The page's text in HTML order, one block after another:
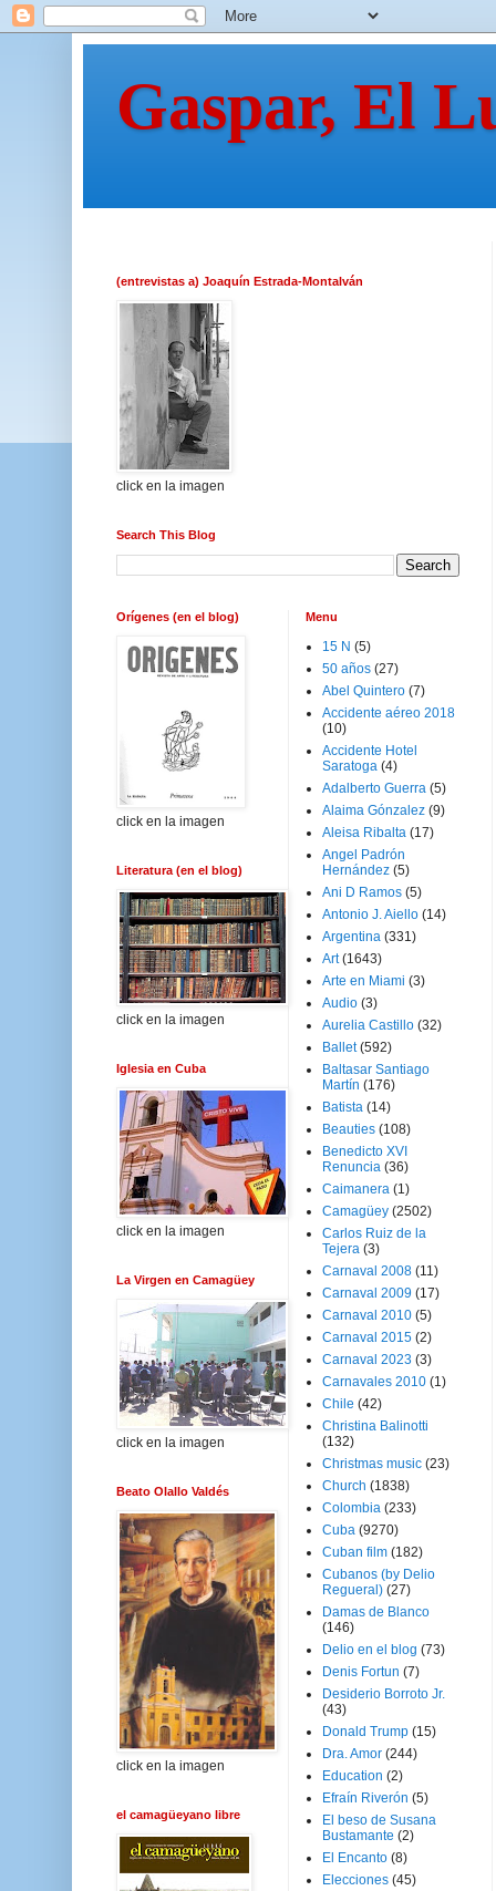
Gaspar, El
(entrevistas a) Joaquín Estrada-Montalván
click en la imagen
Search This Blog
Orígenes (en el blog)
click en la imagen
Literatura (en el blog)
click en la imagen
Iglesia en Cuba
click en la imagen
La Virgen en Camagüey
click en la imagen
Beato Olallo Valdés
click en la imagen
el camagüeyano libre
Menu
15 N (5)
50 años (27)
Abel Quintero (7)
Accidente aéreo 2018
(10)
Accidente Hotel
Saratoga (4)
Adalberto Guerra (5)
Alaima Gónzalez (9)
Aleisa Ribalta (17)
Angel Padrón
Hernández (5)
Ani D Ramos (5)
Antonio J. Aiello (14)
Argentina (331)
Art (1643)
Arte en Miami (3)
Audio (3)
Aurelia Castillo (32)
Ballet (592)
Baltasar Santiago
Martín (176)
Batista (14)
Beauties (108)
Benedicto XVI
Renuncia (36)
Caimanera (1)
Camagüey (2502)
Carlos Ruiz de la
Tejera (3)
Carnaval 2008 (11)
Carnaval 2009 (17)
Carnaval 2010 (5)
Carnaval 2015 (2)
Carnaval 2023 (3)
Carnavales 2010 (1)
Chile (42)
Christina Balinotti
(132)
Christmas music (23)
Church (1838)
Colombia (233)
Cuba (9270)
Cuban film (182)
Cubanos (by Delio
Regueral) (27)
Damas de Blanco
(146)
Delio en el blog (73)
Denis Fortun (7)
Desiderio Borroto Jr.
(43)
Donald Trump (15)
Dra. Amor (244)
Education (2)
Efraín Riverón (5)
El beso de Susana
Bustamante (2)
El Encanto (8)
Elecciones (45)